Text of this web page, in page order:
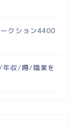
クション4400
年収/噂/職業を